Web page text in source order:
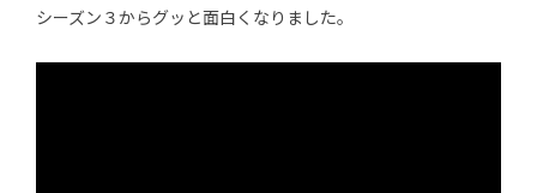
シーズン３からグッと面白くなりました。